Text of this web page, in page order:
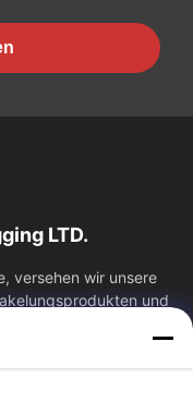
LTD.
versehen wir unsere
und